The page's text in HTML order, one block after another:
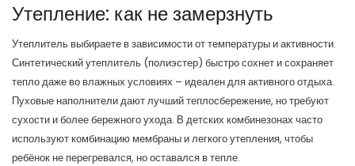
Утепление: как не замерзнуть
Утеплитель выбираете в зависимости от температуры и активности.
Синтетический утеплитель (полиэстер) быстро сохнет и сохраняет
тепло даже во влажных условиях – идеален для активного отдыха.
Пуховые наполнители дают лучший теплосбережение, но требуют
сухости и более бережного ухода. В детских комбинезонах часто
используют комбинацию мембраны и легкого утепления, чтобы
ребёнок не перегревался, но оставался в тепле.